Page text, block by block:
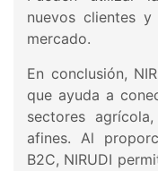
nuevos clientes
mercado.
En conclusión,
que ayuda a
sectores
afines. Al
B2C, NIRUDI